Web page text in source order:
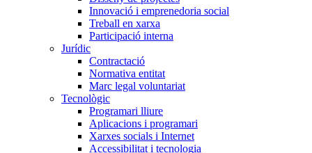
Innovació i emprenedoria social
Treball en xarxa
Participació interna
Jurídic
Contractació
Normativa entitat
Marc legal voluntariat
Tecnològic
Programari lliure
Aplicacions i programari
Xarxes socials i Internet
Accessibilitat i tecnologia